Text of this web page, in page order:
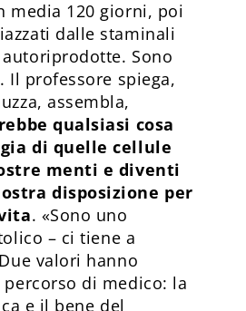
media 120 giorni, poi
dalle staminali
Sono
Il professore spiega,
assembla,
qualsia­si cosa
di quelle cellule
menti e diventi
disposizione per
. «Sono uno
– ci tiene a
valori hanno
di medico: la
e il bene del